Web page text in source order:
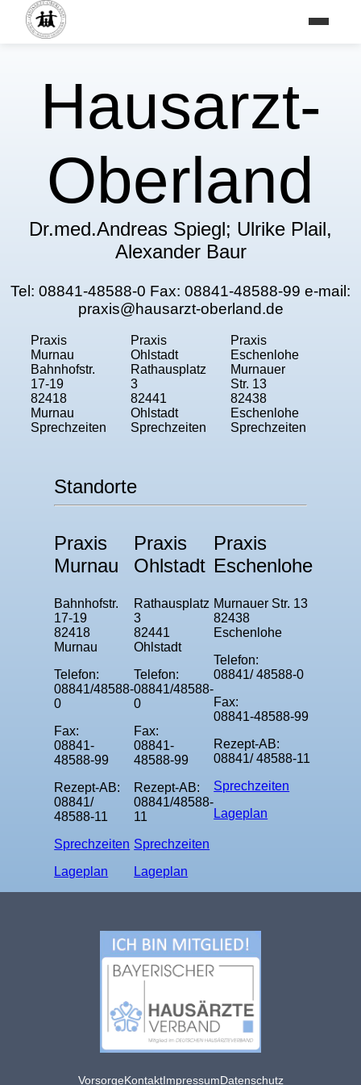
Hausarzt-
Oberland
Dr.med.Andreas Spiegl; Ulrike Plail,
Alexander Baur
Tel: 08841-48588-0 Fax: 08841-48588-99 e-mail:
praxis@hausarzt-oberland.de
Praxis
Murnau
Bahnhofstr.
17-19
82418
Murnau
Sprechzeiten
Praxis
Ohlstadt
Rathausplatz
3
82441
Ohlstadt
Sprechzeiten
Praxis
Eschenlohe
Murnauer
Str. 13
82438
Eschenlohe
Sprechzeiten
Standorte
Praxis
Murnau
Bahnhofstr.
17-19
82418
Murnau
Telefon:
08841/48588-
0
Fax:
08841-
48588-99
Rezept-AB:
08841/
48588-11
Sprechzeiten
Lageplan
Praxis
Ohlstadt
Rathausplatz
3
82441
Ohlstadt
Telefon:
08841/48588-
0
Fax:
08841-
48588-99
Rezept-AB:
08841/48588-
11
Sprechzeiten
Lageplan
Praxis
Eschenlohe
Murnauer Str. 13
82438
Eschenlohe
Telefon:
08841/ 48588-0
Fax:
08841-48588-99
Rezept-AB:
08841/ 48588-11
Sprechzeiten
Lageplan
VorsorgeKontaktImpressumDatenschutz